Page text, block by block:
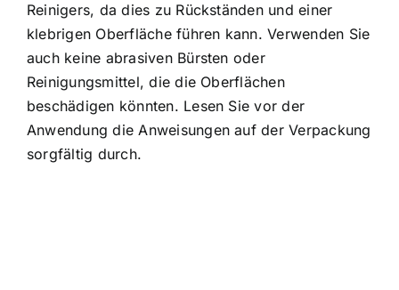
Reinigers, da dies zu Rückständen und einer
klebrigen Oberfläche führen kann. Verwenden Sie
auch keine abrasiven Bürsten oder
Reinigungsmittel, die die Oberflächen
beschädigen könnten. Lesen Sie vor der
Anwendung die Anweisungen auf der Verpackung
sorgfältig durch.